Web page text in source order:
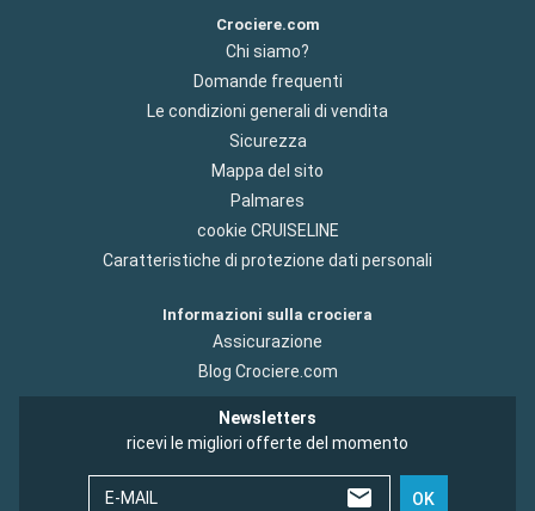
Crociere.com
Chi siamo?
Domande frequenti
Le condizioni generali di vendita
Sicurezza
Mappa del sito
Palmares
cookie CRUISELINE
Caratteristiche di protezione dati personali
Informazioni sulla crociera
Assicurazione
Blog Crociere.com
Newsletters
ricevi le migliori offerte del momento
E-MAIL OK